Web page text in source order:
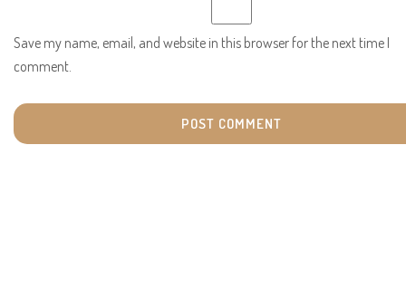
Save my name, email, and website in this browser for the next time I
comment.